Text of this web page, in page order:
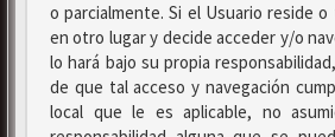
o parcialmente. Si el Usuario reside
en otro lugar y decide acceder y/o
lo hará bajo su propia
de que tal acceso y navegación
local que le es aplicable, no